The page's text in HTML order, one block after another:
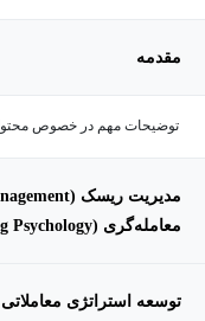
مقدمه
توضیحات مهم در خصوص
معامله‌گری (Trading Psychology)
توسعه استراتژی معاملاتی